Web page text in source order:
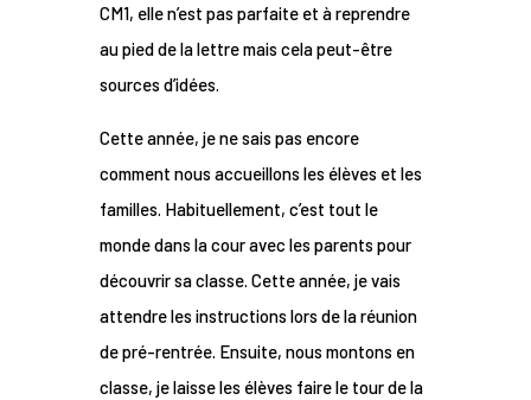
CM1, elle n’est pas parfaite et à reprendre
au pied de la lettre mais cela peut-être
sources d’idées.
Cette année, je ne sais pas encore
comment nous accueillons les élèves et les
familles. Habituellement, c’est tout le
monde dans la cour avec les parents pour
découvrir sa classe. Cette année, je vais
attendre les instructions lors de la réunion
de pré-rentrée. Ensuite, nous montons en
classe, je laisse les élèves faire le tour de la